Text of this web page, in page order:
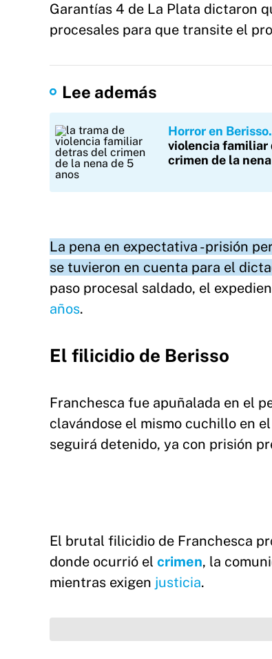
Garantías 4 de La Plata dictaron
procesales para que transite el
Lee además
Horror en Berisso
violencia familiar
crimen de la
La pena en expectativa -prisión
se tuvieron en cuenta para el
paso procesal saldado, el
años.
El filicidio de Berisso
Franchesca fue apuñalada en el
clavándose el mismo cuchillo en
seguirá detenido, ya con prisión
El brutal filicidio de Franchesca
donde ocurrió el crimen, la
mientras exigen justicia.